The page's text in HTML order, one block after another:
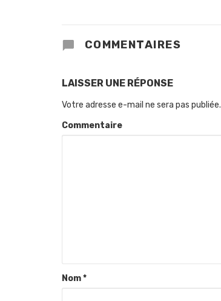
COMMENTAIRES
LAISSER UNE RÉPONSE
Votre adresse e-mail ne sera pas publiée.
Commentaire
Nom*